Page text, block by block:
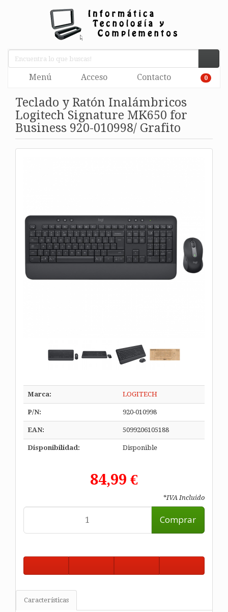
Menú Acceso Contacto 0
Teclado y Ratón Inalámbricos
Logitech Signature MK650 for
Business 920-010998/ Grafito
Marca: LOGITECH
P/N: 920-010998
EAN: 5099206105188
Disponibilidad: Disponible
84,99 €
*IVA Incluido
Comprar
Características